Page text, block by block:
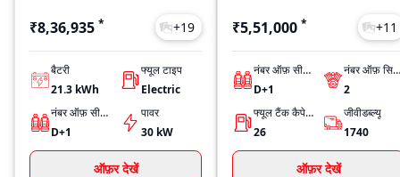
₹8,36,935 * +19
बैटरी
21.3 kWh
फ्यूल टाइप
Electric
नंबर ऑफ़ सीट्स
D+1
पावर
30 kW
ऑफ़र देखें
₹5,51,000 * +11
नंबर ऑफ़ सीट्स
D+1
नंबर ऑफ़ सिलिंडर्स
2
फ्यूल टैंक कैपेसिटी
26
जीवीडब्ल्यू
1740
ऑफ़र देखें